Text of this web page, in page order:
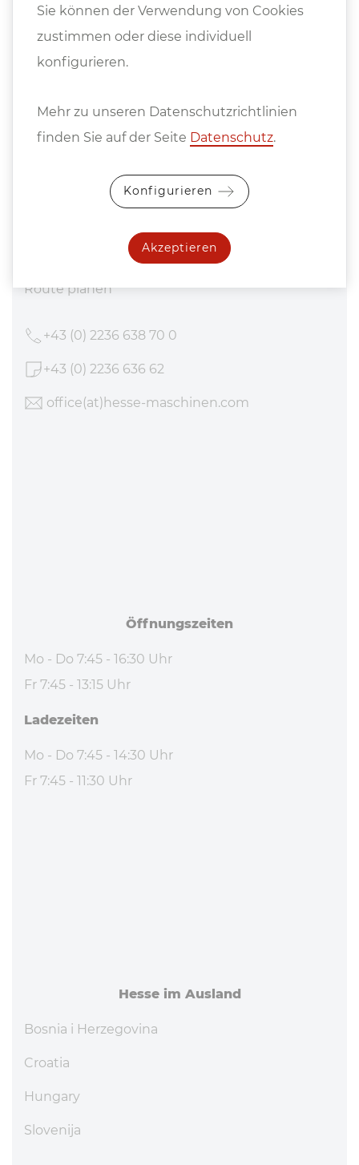
Industriezentrum NÖ-Süd
Straße 4 - Objekt 8
2351 Wiener Neudorf
Route planen
+43 (0) 2236 638 70 0
+43 (0) 2236 636 62
office(at)hesse-maschinen.com
Öff­nungs­zei­ten
Mo - Do 7:45 - 16:30 Uhr
Fr 7:45 - 13:15 Uhr
La­de­zei­ten
Mo - Do 7:45 - 14:30 Uhr
Fr 7:45 - 11:30 Uhr
Hesse im Ausland
Bosnia i Herzegovina
Croatia
Hungary
Slovenija
Sie können der Verwendung von Cookies
zustimmen oder diese individuell
konfigurieren.
Mehr zu unseren Datenschutzrichtlinien
finden Sie auf der Seite Datenschutz.
Konfigurieren
Akzeptieren